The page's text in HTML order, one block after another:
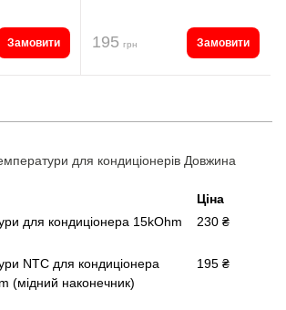
Замовити 195 грн Замовити
для кондиціонерів Довжина
Ціна
для кондиціонера 15kOhm
230 ₴
NTC для кондиціонера
(мідний наконечник)
195 ₴